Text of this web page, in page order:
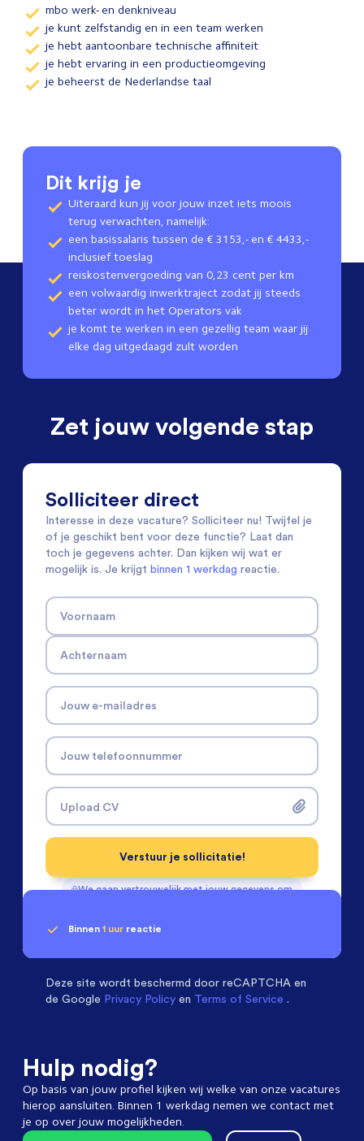
mbo werk- en denkniveau
je kunt zelfstandig en in een team werken
je hebt aantoonbare technische affiniteit
je hebt ervaring in een productieomgeving
je beheerst de Nederlandse taal
Dit krijg je
Uiteraard kun jij voor jouw inzet iets moois
terug verwachten, namelijk:
een basissalaris tussen de € 3153,- en € 4433,-
inclusief toeslag
reiskostenvergoeding van 0,23 cent per km
een volwaardig inwerktraject zodat jij steeds
beter wordt in het Operators vak
je komt te werken in een gezellig team waar jij
elke dag uitgedaagd zult worden
Zet jouw volgende stap
Solliciteer direct
Interesse in deze vacature? Solliciteer nu! Twijfel je
of je geschikt bent voor deze functie? Laat dan
toch je gegevens achter. Dan kijken wij wat er
mogelijk is. Je krijgt binnen 1 werkdag reactie.
Voornaam
Achternaam
Jouw e-mailadres
Jouw telefoonnummer
Upload CV
We gaan vertrouwelijk met jouw gegevens om
Verstuur je sollicitatie!
Binnen 1 uur reactie
Deze site wordt beschermd door reCAPTCHA en
de Google Privacy Policy en Terms of Service .
Hulp nodig?
Op basis van jouw profiel kijken wij welke van onze vacatures
hierop aansluiten. Binnen 1 werkdag nemen we contact met
je op over jouw mogelijkheden.